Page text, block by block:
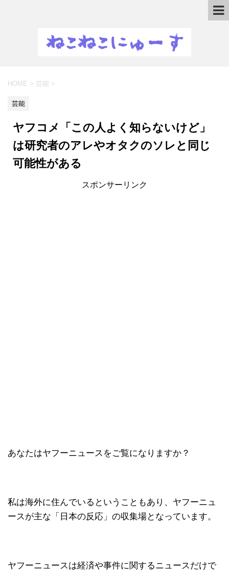
HOME > 芸能 >
芸能
ヤフコメ「この人よく知らないけど」
は研究者のアレやオタクのソレと同じ
可能性がある
スポンサーリンク
あなたはヤフーニュースをご覧になりますか？
私は海外に住んでいるということもあり、ヤフーニュ
ースが主な「日本の反応」の収集場となっています。
ヤフーニュースは経済や事件に関するニュースだけで